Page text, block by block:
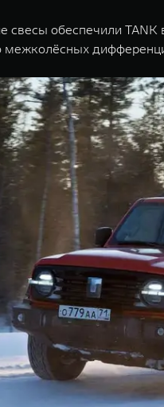
свесы обеспечили
межколёсных